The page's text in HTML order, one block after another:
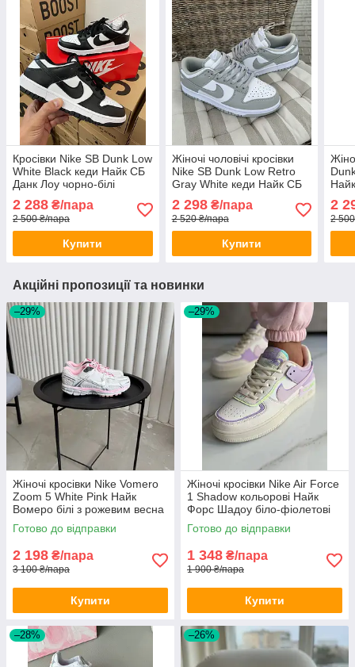
Кросівки Nike SB Dunk Low
White Black кеди Найк СБ
Данк Лоу чорно-білі
осінь жіночі чоловічі
2 288 ₴/пара
2 500 ₴/пара
Купити
Жіночі чоловічі кросівки
Nike SB Dunk Low Retro
Gray White кеди Найк СБ
шкіряні весна осінь
2 298₴/пара
2 520 ₴/пара
Купити
2
2
Акційні пропозиції та новинки
–29%
Жіночі кросівки Nike Vomero
Zoom 5 White Pink Найк
Вомеро білі з рожевим весна
для дівчат модні
Готово до відправки
2 198 ₴/пара
3 100 ₴/пара
Купити
–29%
Жіночі кросівки Nike Air Force
1 Shadow кольорові Найк
Форс Шадоу біло-фіолетові
кольорові шкіряні для дівчат
Готово до відправки
1 348 ₴/пара
1 900 ₴/пара
Купити
–28% –26%